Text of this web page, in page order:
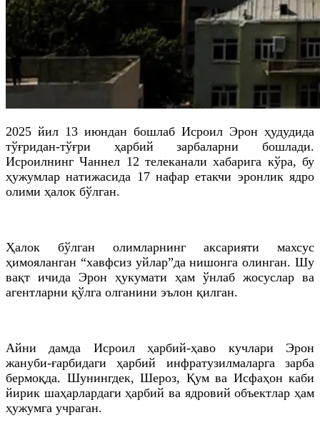
2025 йил 13 июндан бошлаб Исроил Эрон ҳудудида
тўғридан-тўғри ҳарбий зарбаларни бошлади.
Исроилнинг Чаннел 12 телеканали хабарига кўра, бу
ҳужумлар натижасида 17 нафар етакчи эронлик ядро
олими ҳалок бўлган.
Ҳалок бўлган олимларнинг аксарияти махсус
ҳимояланган “хавфсиз уйлар”да нишонга олинган. Шу
вақт ичида Эрон ҳукумати ҳам ўнлаб жосуслар ва
агентларни қўлга олганини эълон қилган.
Айни дамда Исроил ҳарбий-ҳаво кучлари Эрон
жануби-ғарбидаги ҳарбий инфратузилмаларга зарба
бермоқда. Шунингдек, Шероз, Қум ва Исфаҳон каби
йирик шаҳарлардаги ҳарбий ва ядровий объектлар ҳам
ҳужумга учраган.